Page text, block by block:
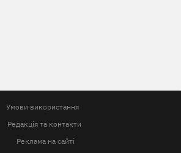
Умови використання
Редакція та контакти
Реклама на сайті